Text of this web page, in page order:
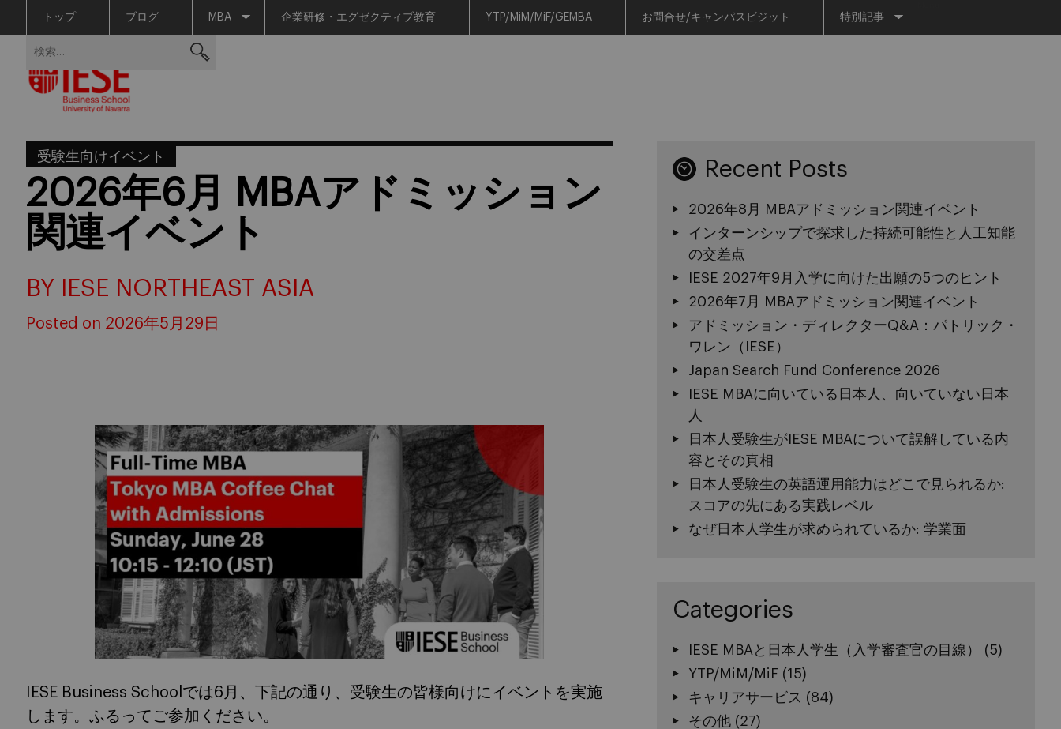
トップ ブログ MBA 企業研修・エグゼクティブ教育 YTP/MiM/MiF/GEMBA お問合せ/キャンパスビジット 特別記事
受験生向けイベント
2026年6月 MBAアドミッション
関連イベント
BY IESE NORTHEAST ASIA
Posted on 2026年5月29日
IESE Business Schoolでは6月、下記の通り、受験生の皆様向けにイベントを実施
します。ふるってご参加ください。
Recent Posts
2026年8月 MBAアドミッション関連イベント
インターンシップで探求した持続可能性と人工知能
の交差点
IESE 2027年9月入学に向けた出願の5つのヒント
2026年7月 MBAアドミッション関連イベント
アドミッション・ディレクターQ&A：パトリック・
ワレン（IESE）
Japan Search Fund Conference 2026
IESE MBAに向いている日本人、向いていない日本
人
日本人受験生がIESE MBAについて誤解している内
容とその真相
日本人受験生の英語運用能力はどこで見られるか:
スコアの先にある実践レベル
なぜ日本人学生が求められているか: 学業面
Categories
IESE MBAと日本人学生（入学審査官の目線）
(5)
YTP/MiM/MiF(15)
キャリアサービス (84)
その他(27)